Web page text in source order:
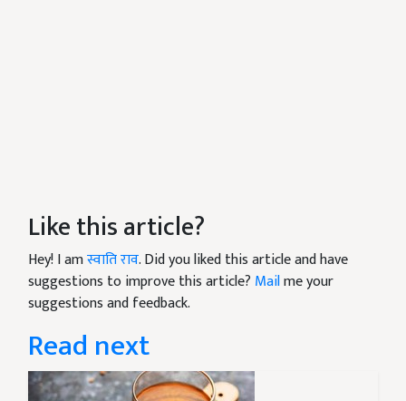
Like this article?
Hey! I amस्वाति राव. Did you liked this article and have
suggestions to improve this article? Mailme your
suggestions and feedback.
Read next